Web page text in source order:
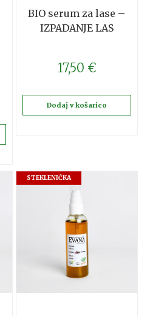
BIO serum za lase –
IZPADANJE LAS
17,50 €
Dodaj v košarico
STEKLENIČKA